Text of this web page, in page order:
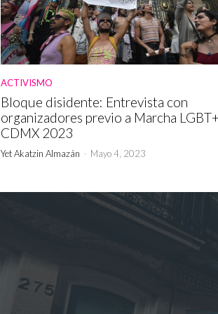
ACTIVISMO
Bloque disidente: Entrevista con
organizadores previo a Marcha
CDMX 2023
Yet Akatzin Almazán - Mayo 4, 2023